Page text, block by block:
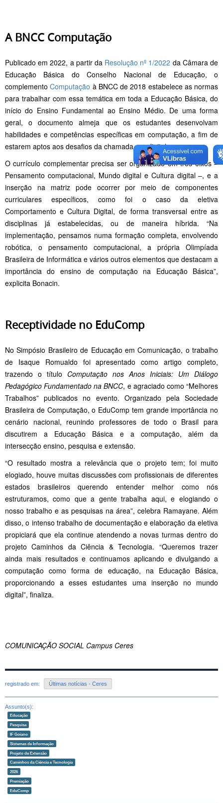
A BNCC Computação
Publicado em 2022, a partir da Resolução nº 1/2022 da Câmara de
Educação Básica do Conselho Nacional de Educação, o
complementoComputação à BNCC de 2018 estabelece as normas
para trabalhar com essa temática em toda a Educação Básica, do
início do Ensino Fundamental ao Ensino Médio. De uma forma
geral, o documento almeja que os estudantes desenvolvam
habilidades e competências específicas em computação, a fim de
estarem aptos aos desafios da chamada era digital.
O currículo complementar precisa ser organizado em três eixos –
Pensamento computacional, Mundo digital e Cultura digital –, e a
inserção na matriz pode ocorrer por meio de componentes
curriculares específicos, como foi o caso da eletiva
Comportamento e Cultura Digital, de forma transversal entre as
disciplinas já estabelecidas, ou de maneira híbrida. “Na
implementação, pensamos numa formação completa, envolvendo
robótica, o pensamento computacional, a própria Olimpíada
Brasileira de Informática e vários outros elementos que destacam a
importância do ensino de computação na Educação Básica”,
explicita Bonacin.
Receptividade no EduComp
No Simpósio Brasileiro de Educação em Comunicação, o trabalho
de Isaque Romualdo foi apresentado como artigo completo,
trazendo o título Computação nos Anos Iniciais: Um Diálogo
Pedagógico Fundamentado na BNCC, e agraciado como “Melhores
Trabalhos” publicados no evento. Organizado pela Sociedade
Brasileira de Computação, o EduComp tem grande importância no
cenário nacional, reunindo professores de todo o Brasil para
discutirem a Educação Básica e a computação, além da
intersecção ensino, pesquisa e extensão.
“O resultado mostra a relevância que o projeto tem; foi muito
elogiado, houve muitas discussões com profissionais de diferentes
estados brasileiros querendo entender melhor como nós
estruturamos, como que a gente trabalha aqui, e elogiando o
nosso trabalho e as pesquisas na área”, celebra Ramayane. Além
disso, o intenso trabalho de documentação e elaboração da eletiva
propiciará que ela continue atendendo a novas turmas dentro do
projeto Caminhos da Ciência & Tecnologia. “Queremos trazer
ainda mais resultados e continuamos aplicando e divulgando a
computação como forma de educação, na Educação Básica,
proporcionando a esses estudantes uma inserção no mundo
digital”, finaliza.
COMUNICAÇÃO SOCIAL Campus Ceres
registrado em: Últimas notícias - Ceres
Assunto(s):
Educação
Pesquisa
IF Goiano
Sistemas de Informação
Projeto de Extensão
Caminhos da Ciência e Tecnologia
2026
Premiação
EduComp